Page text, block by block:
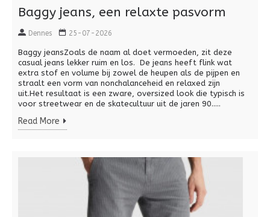
Baggy jeans, een relaxte pasvorm
Dennes 25-07-2026
Baggy jeansZoals de naam al doet vermoeden, zit deze
casual jeans lekker ruim en los. De jeans heeft flink wat
extra stof en volume bij zowel de heupen als de pijpen en
straalt een vorm van nonchalanceheid en relaxed zijn
uit.Het resultaat is een zware, oversized look die typisch is
voor streetwear en de skatecultuur uit de jaren 90.....
Read More